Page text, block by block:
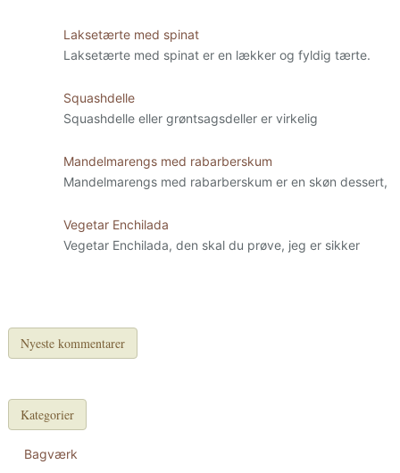
Laksetærte med spinat
Laksetærte med spinat er en lækker og fyldig tærte.
Squashdelle
Squashdelle eller grøntsagsdeller er virkelig
Mandelmarengs med rabarberskum
Mandelmarengs med rabarberskum er en skøn dessert,
Vegetar Enchilada
Vegetar Enchilada, den skal du prøve, jeg er sikker
Nyeste kommentarer
Kategorier
Bagværk